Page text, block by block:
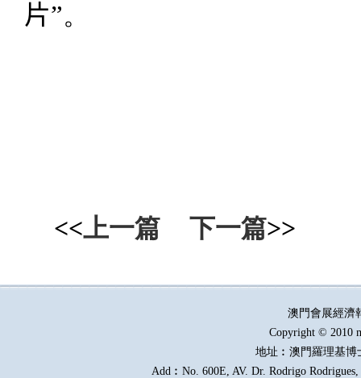
片”。
<<上一篇 下一篇>>
澳門會展經
Copyright © 2010
地址︰澳門羅理基博
Add︰No. 600E, AV. Dr. Rodrigo